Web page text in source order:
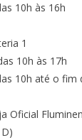
10h às 16h
1
10h às 17h
10h até o
Oficial